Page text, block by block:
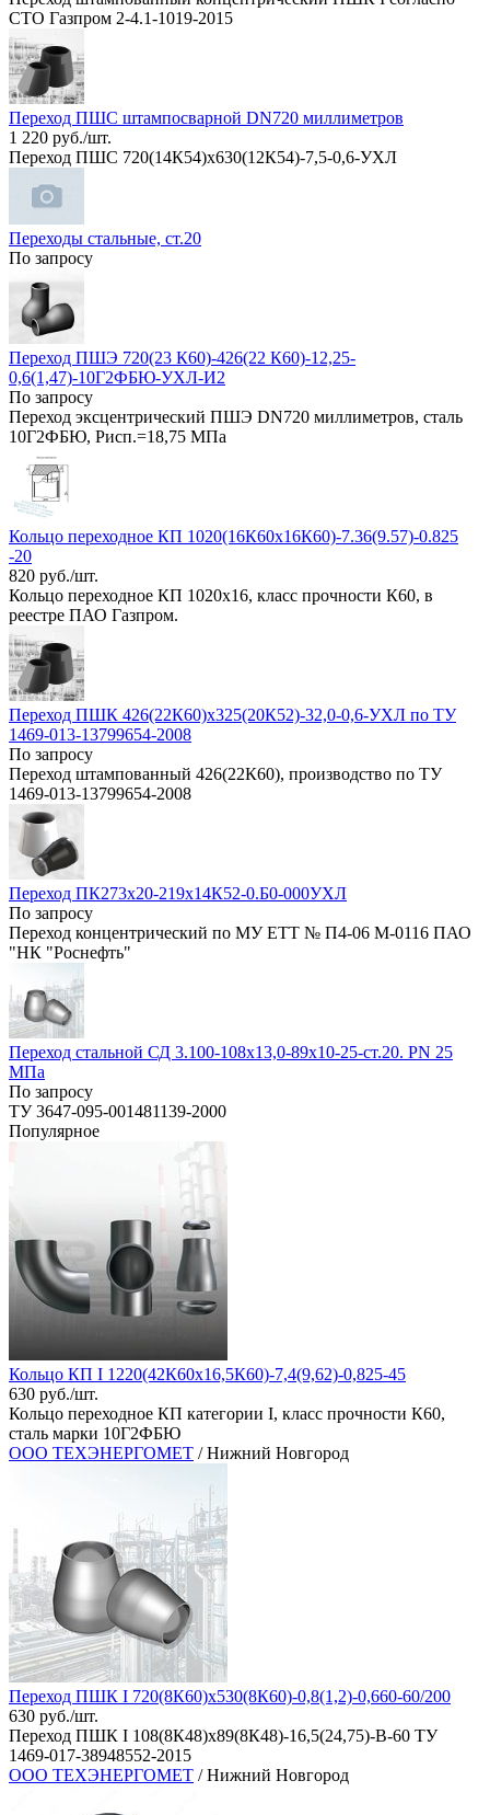
СТО Газпром 2-4.1-1019-2015
Переход ПШС штампосварной DN720 миллиметров
1 220 руб./шт.
Переход ПШС 720(14К54)х630(12К54)-7,5-0,6-УХЛ
Переходы стальные, ст.20
По запросу
Переход ПШЭ 720(23 К60)-426(22 К60)-12,25-
0,6(1,47)-10Г2ФБЮ-УХЛ-И2
По запросу
Переход эксцентрический ПШЭ DN720 миллиметров, сталь
10Г2ФБЮ, Рисп.=18,75 МПа
Кольцо переходное КП 1020(16К60х16К60)-7.36(9.57)-0.825
-20
820 руб./шт.
Кольцо переходное КП 1020х16, класс прочности К60, в
реестре ПАО Газпром.
Переход ПШК 426(22К60)х325(20К52)-32,0-0,6-УХЛ по ТУ
1469-013-13799654-2008
По запросу
Переход штампованный 426(22К60), производство по ТУ
1469-013-13799654-2008
Переход ПК273х20-219х14К52-0.Б0-000УХЛ
По запросу
Переход концентрический по МУ ЕТТ № П4-06 М-0116 ПАО
"НК "Роснефть"
Переход стальной СД 3.100-108х13,0-89х10-25-ст.20. РN 25
МПа
По запросу
ТУ 3647-095-001481139-2000
Популярное
Кольцо КП I 1220(42К60х16,5К60)-7,4(9,62)-0,825-45
630 руб./шт.
Кольцо переходное КП категории I, класс прочности К60,
сталь марки 10Г2ФБЮ
ООО ТЕХЭНЕРГОМЕТ / Нижний Новгород
Переход ПШК I 720(8К60)х530(8К60)-0,8(1,2)-0,660-60/200
630 руб./шт.
Переход ПШК I 108(8К48)х89(8К48)-16,5(24,75)-В-60 ТУ
1469-017-38948552-2015
ООО ТЕХЭНЕРГОМЕТ / Нижний Новгород